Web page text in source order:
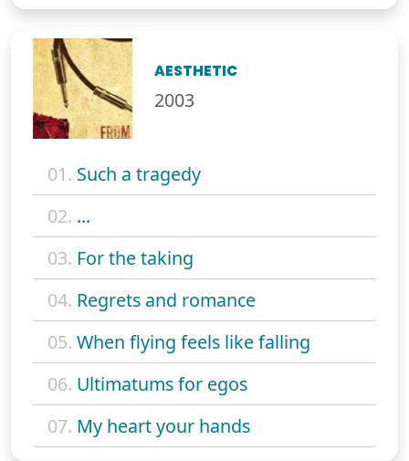
AESTHETIC
2003
01. Such a tragedy
02. ...
03. For the taking
04. Regrets and romance
05. When flying feels like falling
06. Ultimatums for egos
07. My heart your hands